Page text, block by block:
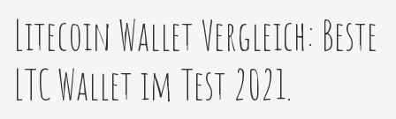
Litecoin Wallet Vergleich: Beste
LTC Wallet im Test 2021.